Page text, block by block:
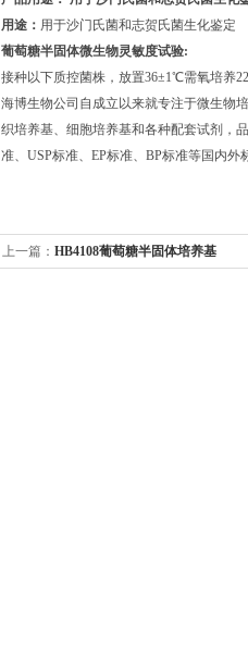
用途： 用于沙门氏菌和志贺氏菌生化鉴定
葡萄糖半固体微生物灵敏度试验:
接种以下质控菌株，放置36±1℃需氧培养
海博生物公司自成立以来就专注于微生物
织培养基、细胞培养基和各种配套试剂，
准、USP标准、EP标准、BP标准等国内外
上一篇： HB4108葡萄糖半固体培养基